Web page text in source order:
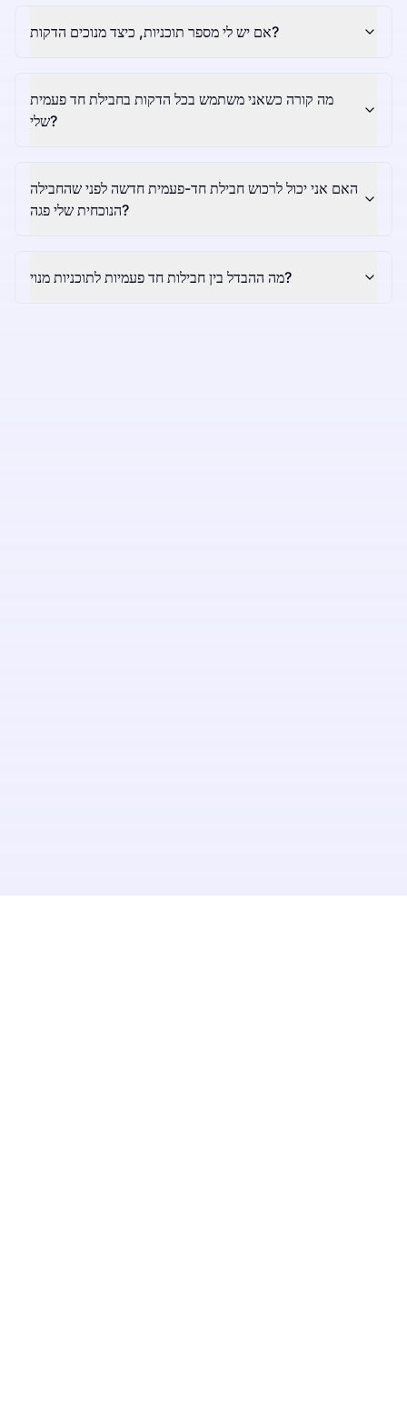
אם יש לי מספר תוכניות, כיצד מנוכים הדקות?
מה קורה כשאני משתמש בכל הדקות בחבילת חד פעמית
שלי?
האם אני יכול לרכוש חבילת חד-פעמית חדשה לפני שהחבילה
הנוכחית שלי פגה?
מה ההבדל בין חבילות חד פעמיות לתוכניות מנוי?